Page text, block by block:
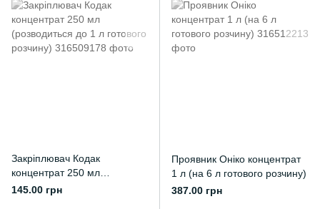
Закріплювач Кодак
концентрат 250 мл
(розводиться до 1 л готового
145.00 грн
Проявник Оніко концентрат
1 л (на 6 л готового розчину)
387.00 грн